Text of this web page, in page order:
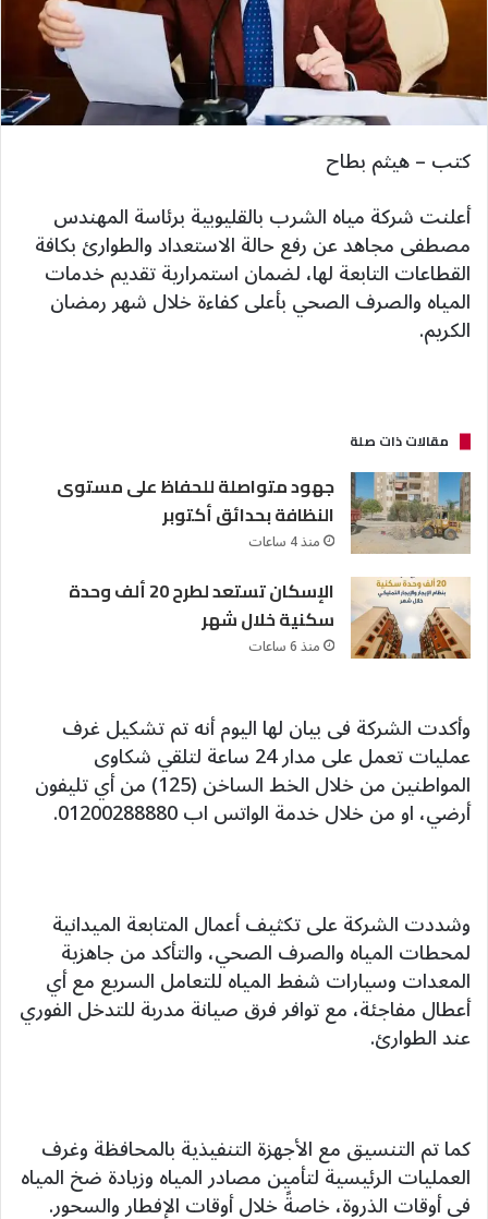
كتب – هيثم بطاح
أعلنت شركة مياه الشرب بالقليوبية برئاسة المهندس
مصطفى مجاهد عن رفع حالة الاستعداد والطوارئ بكافة
القطاعات التابعة لها، لضمان استمرارية تقديم خدمات
المياه والصرف الصحي بأعلى كفاءة خلال شهر رمضان
الكريم.
مقالات ذات صلة
جهود متواصلة للحفاظ على مستوى
النظافة بحدائق أكتوبر
منذ 4 ساعات
الإسكان تستعد لطرح 20 ألف وحدة
سكنية خلال شهر
منذ 6 ساعات
وأكدت الشركة فى بيان لها اليوم أنه تم تشكيل غرف
عمليات تعمل على مدار 24 ساعة لتلقي شكاوى
المواطنين من خلال الخط الساخن (125) من أي تليفون
أرضي، او من خلال خدمة الواتس اب 01200288880.
وشددت الشركة على تكثيف أعمال المتابعة الميدانية
لمحطات المياه والصرف الصحي، والتأكد من جاهزية
المعدات وسيارات شفط المياه للتعامل السريع مع أي
أعطال مفاجئة، مع توافر فرق صيانة مدربة للتدخل الفوري
عند الطوارئ.
كما تم التنسيق مع الأجهزة التنفيذية بالمحافظة وغرف
العمليات الرئيسية لتأمين مصادر المياه وزيادة ضخ المياه
في أوقات الذروة، خاصةً خلال أوقات الإفطار والسحور.